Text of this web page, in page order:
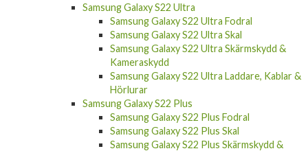
Samsung Galaxy S22 Ultra
Samsung Galaxy S22 Ultra Fodral
Samsung Galaxy S22 Ultra Skal
Samsung Galaxy S22 Ultra Skärmskydd &
Kameraskydd
Samsung Galaxy S22 Ultra Laddare, Kablar &
Hörlurar
Samsung Galaxy S22 Plus
Samsung Galaxy S22 Plus Fodral
Samsung Galaxy S22 Plus Skal
Samsung Galaxy S22 Plus Skärmskydd &